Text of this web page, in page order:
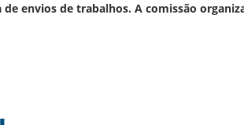
envios de trabalhos. A comissão